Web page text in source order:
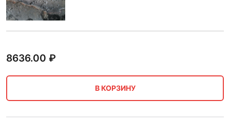
8636.00 ₽
В КОРЗИНУ